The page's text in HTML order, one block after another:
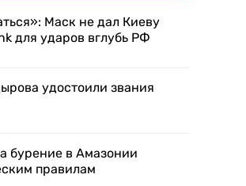
Маск не дал Киеву
для ударов вглубь РФ
удостоили звания
бурение в Амазонии
правилам